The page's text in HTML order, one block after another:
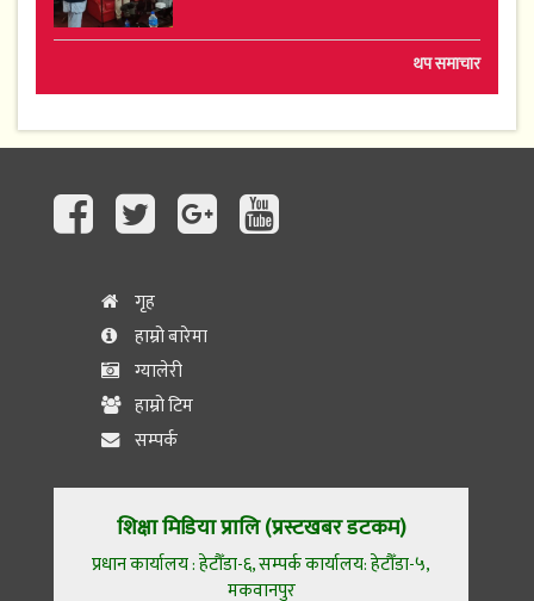
थप समाचार
गृह
हाम्रो बारेमा
ग्यालेरी
हाम्रो टिम
सम्पर्क
शिक्षा मिडिया प्रालि (प्रस्टखबर डटकम)
प्रधान कार्यालय : हेटौँडा-६, सम्पर्क कार्यालय: हेटौँडा-५,
मकवानपुर